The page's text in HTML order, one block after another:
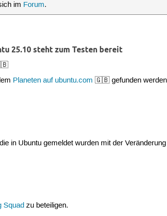
im Forum.
25.10 steht zum Testen bereit
Planeten auf ubuntu.com 🇬🇧 gefunden
in Ubuntu gemeldet wurden mit der
Squad zu beteiligen.